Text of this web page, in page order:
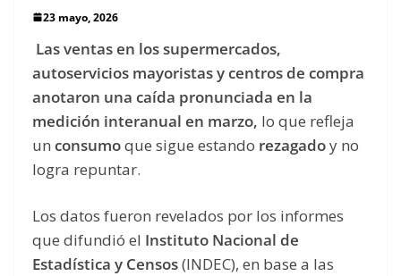
23 mayo, 2026
Las ventas en los supermercados,
autoservicios mayoristas y centros de compra
anotaron una caída pronunciada en la
medición interanual en marzo, lo que refleja
un consumoque sigue estando rezagadoy no
logra repuntar.
Los datos fueron revelados por los informes
que difundió el Instituto Nacional de
Estadística y Censos(INDEC), en base a las